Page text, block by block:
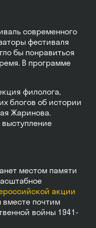
современного
фестиваля
бы понравиться
В программе
филолога,
блогов об истории
Жаринова.
местом памяти
акции
вместе почтим
войны 1941-